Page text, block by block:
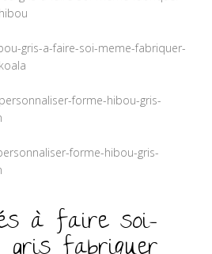
à faire soi-